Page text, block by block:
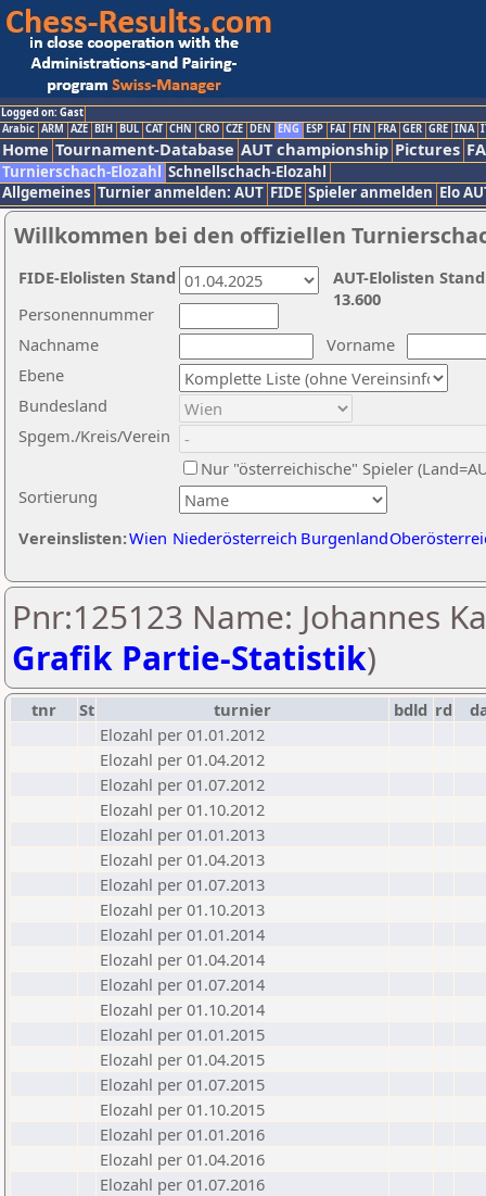
Logged on: Gast
Arabic ARM AZE BIH BUL CAT CHN CRO CZE DEN ENG ESP FAI FIN FRA GER GRE INA
Home Tournament-Database AUT championship Pictures
Turnierschach-Elozahl Schnellschach-Elozahl
Allgemeines Turnier anmelden: AUT FIDE Spieler anmelden Elo
Willkommen bei den offiziellen
Nachname
Vorname
Ebene
Sortierung
Personennummer
Bundesland
Spgem./Kreis/Verein
Nur "österreichische" Spieler
Vereinslisten:Wien Niederösterreich Burgenland
AUT-Elolisten
13.600
FIDE-Elolisten Stand
Pnr:125123 Name: Johannes
Grafik Partie-Statistik)
tnr St turnier bdld rd
Elozahl per 01.01.2012
Elozahl per 01.04.2012
Elozahl per 01.07.2012
Elozahl per 01.10.2012
Elozahl per 01.01.2013
Elozahl per 01.04.2013
Elozahl per 01.07.2013
Elozahl per 01.10.2013
Elozahl per 01.01.2014
Elozahl per 01.04.2014
Elozahl per 01.07.2014
Elozahl per 01.10.2014
Elozahl per 01.01.2015
Elozahl per 01.04.2015
Elozahl per 01.07.2015
Elozahl per 01.10.2015
Elozahl per 01.01.2016
Elozahl per 01.04.2016
Elozahl per 01.07.2016